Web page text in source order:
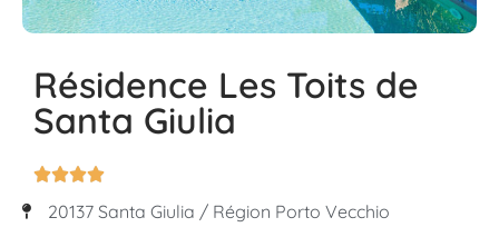
Résidence Les Toits de
Santa Giulia

20137 Santa Giulia / Région Porto Vecchio